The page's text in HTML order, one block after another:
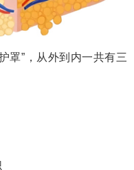
罩”，从外到内一共有三